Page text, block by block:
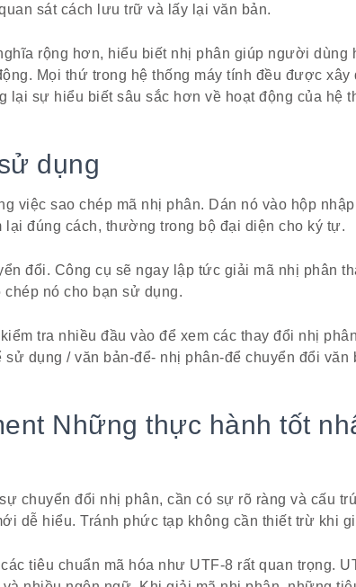
sát cách lưu trữ và lấy lại văn bản.
rộng hơn, hiểu biết nhị phân giúp người dùng
Mọi thứ trong hệ thống máy tính đều được
lại sự hiểu biết sâu sắc hơn về hoạt động của hệ
dụng
việc sao chép mã nhị phân. Dán nó vào hộp
lại đúng cách, thường trong bộ đại diện cho ký tự.
đổi. Công cụ sẽ ngay lập tức giải mã nhị phân
chép nó cho bạn sử dụng.
tra nhiều đầu vào để xem các thay đổi nhị
sử dụng / văn bản-để- nhị phân-để chuyển đổi văn
Những thực hành tốt
chuyển đổi nhị phân, cần có sự rõ ràng và cấu
dễ hiểu. Tránh phức tạp không cần thiết trừ khi
tiêu chuẩn mã hóa như UTF-8 rất quan trọng.